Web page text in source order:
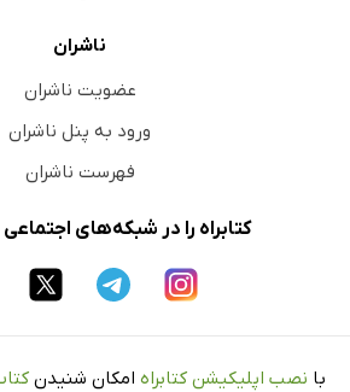
ناشران
عضویت ناشران
ورود به پنل ناشران
فهرست ناشران
کتابراه را در شبکه‌های
با نصب اپلیکیشن کتابراه امکان شنیدن